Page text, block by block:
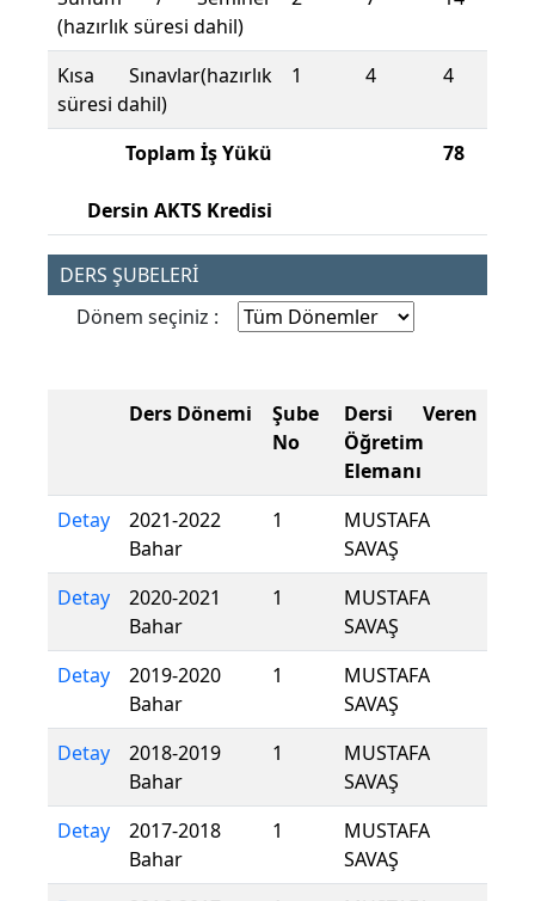
(hazırlık süresi dahil)
Kısa Sınavlar(hazırlık
süresi dahil)
1 4 4
Toplam İş Yükü
Dersin AKTS Kredisi
78
DERS ŞUBELERİ
Dönem seçiniz :
Ders Dönemi
Şube
No
Dersi Veren
Öğretim
Elemanı
Detay
2021-2022
Bahar
1
MUSTAFA
SAVAŞ
Detay
2020-2021
Bahar
1
MUSTAFA
SAVAŞ
Detay
2019-2020
Bahar
1
MUSTAFA
SAVAŞ
Detay
2018-2019
Bahar
1
MUSTAFA
SAVAŞ
Detay
2017-2018
Bahar
1
MUSTAFA
SAVAŞ